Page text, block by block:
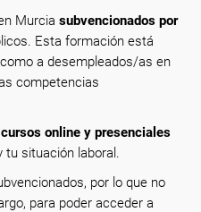
Murcia subvencionados por
Esta formación está
a desempleados/as en
competencias
cursos online y presenciales
tu situación laboral.
por lo que no
para poder acceder a